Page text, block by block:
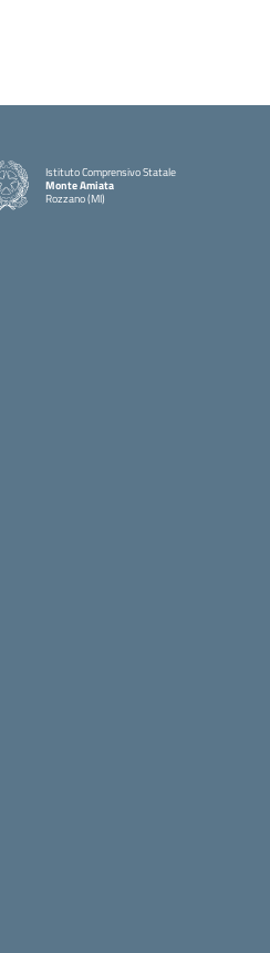
Istituto Comprensivo Statale
Monte Amiata
Rozzano (MI)